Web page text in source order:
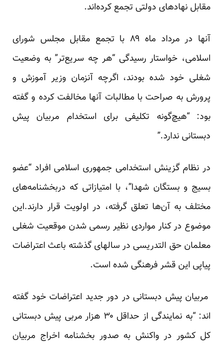
مقابل نهادهای دولتی تجمع کرده‌اند.
آنها در مرداد ماه ۸۹ با تجمع مقابل مجلس شورای
اسلامی، خواستار رسیدگی “هر چه سریع‌تر” به وضعیت
شغلی خود شده بودند، اگرچه آنزمان وزیر آموزش و
پرورش به صراحت با مطالبات آنها مخالفت کرده و گفته
بود: “هیچ‌گونه تکلیفی برای استخدام مربیان پیش
دبستانی ندارد.”
در نظام گزینش استخدامی جمهوری اسلامی افراد “عضو
بسیج و بستگان شهدا”، با امتیازاتی که دربخشنامه‌های
مختلف به آن‌ها تعلق گرفته، در اولویت قرار دارند.این
موضوع در کنار مواردی نظیر رسمی شدن موقعیت شغلی
معلمان حق التدریسی در سالهای گذشته باعث اعتراضات
پیاپی این قشر فرهنگی شده است.
مربیان پیش دبستانی در دور جدید اعتراضات خود گفته
اند: “به نمایندگی از حداقل ۳۰ هزار مربی پیش دبستانی
کل کشور در واکنش به صدور بخشنامه اخراج مربیان